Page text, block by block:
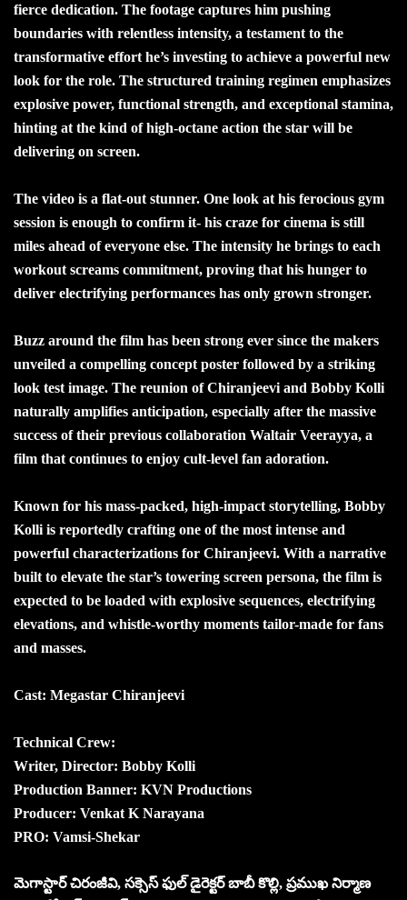
fierce dedication. The footage captures him pushing
boundaries with relentless intensity, a testament to the
transformative effort he’s investing to achieve a powerful new
look for the role. The structured training regimen emphasizes
explosive power, functional strength, and exceptional stamina,
hinting at the kind of high-octane action the star will be
delivering on screen.
The video is a flat-out stunner. One look at his ferocious gym
session is enough to confirm it- his craze for cinema is still
miles ahead of everyone else. The intensity he brings to each
workout screams commitment, proving that his hunger to
deliver electrifying performances has only grown stronger.
Buzz around the film has been strong ever since the makers
unveiled a compelling concept poster followed by a striking
look test image. The reunion of Chiranjeevi and Bobby Kolli
naturally amplifies anticipation, especially after the massive
success of their previous collaboration Waltair Veerayya, a
film that continues to enjoy cult-level fan adoration.
Known for his mass-packed, high-impact storytelling, Bobby
Kolli is reportedly crafting one of the most intense and
powerful characterizations for Chiranjeevi. With a narrative
built to elevate the star’s towering screen persona, the film is
expected to be loaded with explosive sequences, electrifying
elevations, and whistle-worthy moments tailor-made for fans
and masses.
Cast: Megastar Chiranjeevi
Technical Crew:
Writer, Director: Bobby Kolli
Production Banner: KVN Productions
Producer: Venkat K Narayana
PRO: Vamsi-Shekar
మెగాస్టార్ చిరంజీవి, సక్సెస్ ఫుల్ డైరెక్టర్ బాబీ కొల్లి, ప్రముఖ నిర్మాణ